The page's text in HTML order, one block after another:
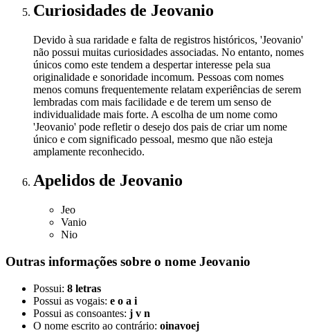
Curiosidades de Jeovanio
Devido à sua raridade e falta de registros históricos, 'Jeovanio'
não possui muitas curiosidades associadas. No entanto, nomes
únicos como este tendem a despertar interesse pela sua
originalidade e sonoridade incomum. Pessoas com nomes
menos comuns frequentemente relatam experiências de serem
lembradas com mais facilidade e de terem um senso de
individualidade mais forte. A escolha de um nome como
'Jeovanio' pode refletir o desejo dos pais de criar um nome
único e com significado pessoal, mesmo que não esteja
amplamente reconhecido.
Apelidos de Jeovanio
Jeo
Vanio
Nio
Outras informações sobre o nome Jeovanio
Possui: 8 letras
Possui as vogais: e o a i
Possui as consoantes: j v n
O nome escrito ao contrário: oinavoej